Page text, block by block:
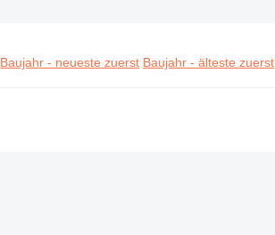
Baujahr - neueste zuerst Baujahr - älteste zuerst